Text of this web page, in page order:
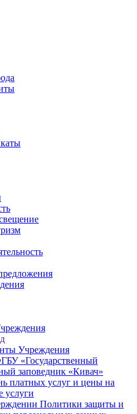
Учреждения
«Государственный
заповедник «Кивач»
платных услуг и цены на
услуги
Политики защиты и